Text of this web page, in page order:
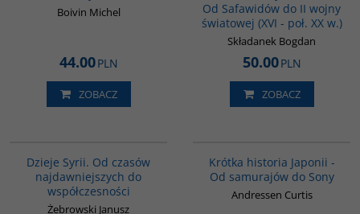
Boivin Michel
44.00PLN
ZOBACZ
Od Safawidów do II wojny
światowej (XVI - poł. XX w.)
Składanek Bogdan
50.00PLN
ZOBACZ
Dzieje Syrii. Od czasów
najdawniejszych do
współczesności
Żebrowski Janusz
Krótka historia Japonii -
Od samurajów do Sony
Andressen Curtis